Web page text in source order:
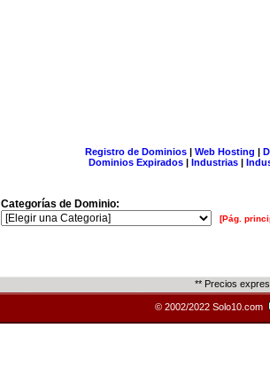
Registro de Dominios| Web Hosting |
Dominios Expirados | Industrias |
Categorías de Dominio:
[Pág.
** Precios
© 2002/2022 Solo10.com